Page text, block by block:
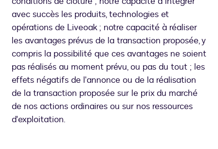
avec succès les produits, technologies et
opérations de Liveoak ; notre capacité à réaliser
les avantages prévus de la transaction proposée, y
compris la possibilité que ces avantages ne soient
pas réalisés au moment prévu, ou pas du tout ; les
effets négatifs de l'annonce ou de la réalisation
de la transaction proposée sur le prix du marché
de nos actions ordinaires ou sur nos ressources
d'exploitation.